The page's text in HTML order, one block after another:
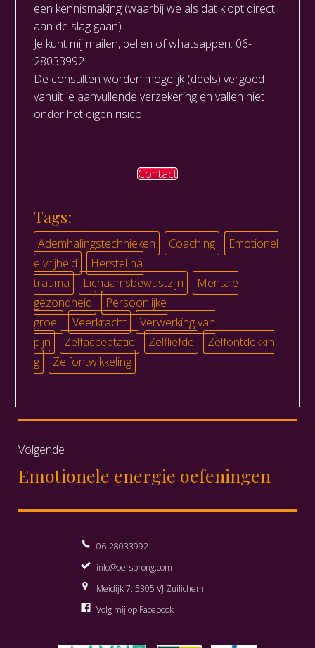
een kennismaking (waarbij we als dat klopt direct
aan de slag gaan).
Je kunt mij mailen, bellen of whatsappen: 06-
28033992.
De consulten worden mogelijk (deels) vergoed
vanuit je aanvullende verzekering en vallen niet
onder het eigen risico.
Contact
Tags:
Ademhalingstechnieken Coaching
Emotionel
e vrijheid
Herstel na
trauma
Lichaamsbewustzijn
Mentale
gezondheid
Persoonlijke
groei
Veerkracht
Verwerking van
pijn
Zelfacceptatie Zelfliefde
Zelfontdekkin
g
Zelfontwikkeling
Bericht
navigatie
Volgende
Volgend
Emotionele energie oefeningen
06-28033992
info@oersprong.com
Meidijk 7, 5305 VJ Zuilichem
Volg mij op Facebook